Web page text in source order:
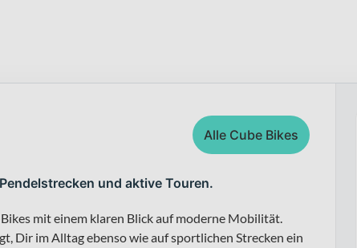
Alle Cube Bikes
und aktive Touren.
mit einem klaren Blick auf moderne Mobilität.
Dir im Alltag ebenso wie auf sportlichen Strecken ein